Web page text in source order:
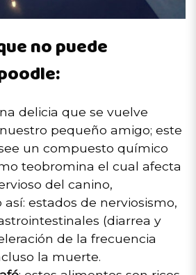
no puede
delicia que se vuelve
pequeño amigo; este
un compuesto químico
teobromina el cual afecta
del canino,
estados de nerviosismo,
(diarrea y
de la frecuencia
la muerte.